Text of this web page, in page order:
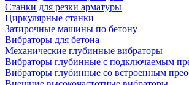
Станки для резки арматуры
Циркулярные станки
Затирочные машины по бетону
Вибраторы для бетона
Механические глубинные вибраторы
Вибраторы глубинные с подключаемым
Вибраторы глубинные со встроенным